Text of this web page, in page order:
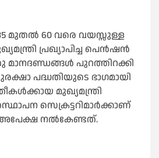
മുതല്‍ 60 വരെ വയസ്സുള്ള
പ്രഖ്യാപിച്ച പെൻഷൻ
പുറത്തിറക്കി
പദ്ധതിയുടെ ഭാഗമായി
മുഖ്യമന്ത്രി
സെക്രട്ടറിമാര്‍ക്കാണ്
നല്‍കേണ്ടത്.